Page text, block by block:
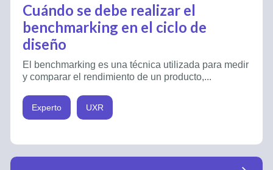
Cuándo se debe realizar el
benchmarking en el ciclo de
diseño
El benchmarking es una técnica utilizada para medir
y comparar el rendimiento de un producto,...
Experto UXR